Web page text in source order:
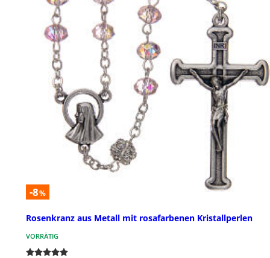
-8%
Rosenkranz aus Metall mit rosafarbenen Kristallperlen
VORRÄTIG